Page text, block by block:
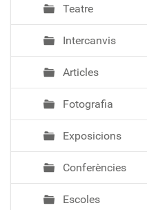
Teatre
Intercanvis
Articles
Fotografia
Exposicions
Conferències
Escoles